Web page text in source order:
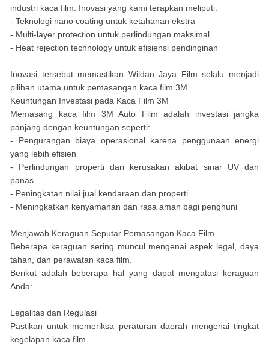
industri kaca film. Inovasi yang kami terapkan meliputi:
- Teknologi nano coating untuk ketahanan ekstra
- Multi-layer protection untuk perlindungan maksimal
- Heat rejection technology untuk efisiensi pendinginan
Inovasi tersebut memastikan Wildan Jaya Film selalu menjadi
pilihan utama untuk pemasangan kaca film 3M.
Keuntungan Investasi pada Kaca Film 3M
Memasang kaca film 3M Auto Film adalah investasi jangka
panjang dengan keuntungan seperti:
- Pengurangan biaya operasional karena penggunaan energi
yang lebih efisien
- Perlindungan properti dari kerusakan akibat sinar UV dan
panas
- Peningkatan nilai jual kendaraan dan properti
- Meningkatkan kenyamanan dan rasa aman bagi penghuni
Menjawab Keraguan Seputar Pemasangan Kaca Film
Beberapa keraguan sering muncul mengenai aspek legal, daya
tahan, dan perawatan kaca film.
Berikut adalah beberapa hal yang dapat mengatasi keraguan
Anda:
Legalitas dan Regulasi
Pastikan untuk memeriksa peraturan daerah mengenai tingkat
kegelapan kaca film.